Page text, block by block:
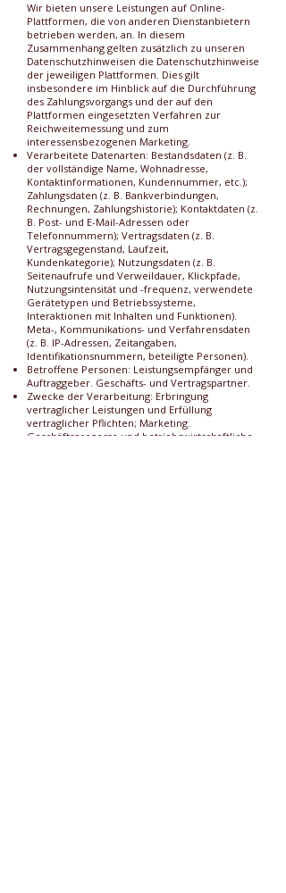
Wir bieten unsere Leistungen auf Online-
Plattformen, die von anderen Dienstanbietern
betrieben werden, an. In diesem
Zusammenhang gelten zusätzlich zu unseren
Datenschutzhinweisen die Datenschutzhinweise
der jeweiligen Plattformen. Dies gilt
insbesondere im Hinblick auf die Durchführung
des Zahlungsvorgangs und der auf den
Plattformen eingesetzten Verfahren zur
Reichweitemessung und zum
interessensbezogenen Marketing.
Verarbeitete Datenarten: Bestandsdaten (z. B.
der vollständige Name, Wohnadresse,
Kontaktinformationen, Kundennummer, etc.);
Zahlungsdaten (z. B. Bankverbindungen,
Rechnungen, Zahlungshistorie); Kontaktdaten (z.
B. Post- und E-Mail-Adressen oder
Telefonnummern); Vertragsdaten (z. B.
Vertragsgegenstand, Laufzeit,
Kundenkategorie); Nutzungsdaten (z. B.
Seitenaufrufe und Verweildauer, Klickpfade,
Nutzungsintensität und -frequenz, verwendete
Gerätetypen und Betriebssysteme,
Interaktionen mit Inhalten und Funktionen).
Meta-, Kommunikations- und Verfahrensdaten
(z. B. IP-Adressen, Zeitangaben,
Identifikationsnummern, beteiligte Personen).
Betroffene Personen: Leistungsempfänger und
Auftraggeber. Geschäfts- und Vertragspartner.
Zwecke der Verarbeitung: Erbringung
vertraglicher Leistungen und Erfüllung
vertraglicher Pflichten; Marketing.
Geschäftsprozesse und betriebswirtschaftliche